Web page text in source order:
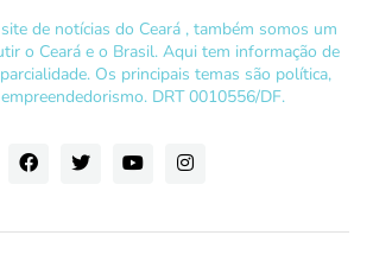
de notícias do Ceará , também somos um
o Ceará e o Brasil. Aqui tem informação de
Os principais temas são política,
DRT 0010556/DF.